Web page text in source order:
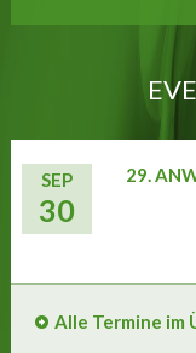
SEP
30
29.
Alle Termine im